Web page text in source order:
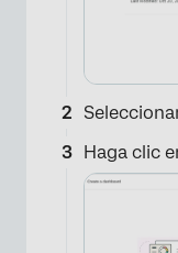
Haga clic